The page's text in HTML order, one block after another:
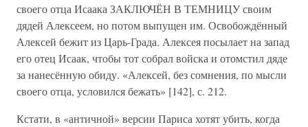
своего отца Исаака ЗАКЛЮЧЁН В ТЕМНИЦУ своим
дядей Алексеем, но потом выпущен им. Освобождённый
Алексей бежит из Царь-Града. Алексея посылает на запад
его отец Исаак, чтобы тот собрал войска и отомстил дяде
за нанесённую обиду. «Алексей, без сомнения, по мысли
своего отца, условился бежать» [142], с. 212.
Кстати, в «античной» версии Париса хотят убить, когда